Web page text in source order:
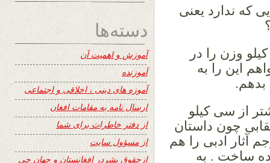
که ندارد یعنی
وزن را در
این را به
بدهم.
از سی کیلو
چون داستان
آثار ادبی را هم
ساخت . به
دسته‌ها
آموزش و اهمیت آن
آموزنده
آموزه های دینی ، اخلاقی و اجتماعی
ارسال نامه به مقامات افغان
از دفتر خاطرات برای شما
از مسؤول سایت
ازحقوق بشردر افغانستان و جهان چی